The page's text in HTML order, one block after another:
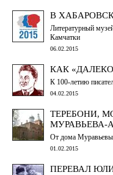
В
Литературный
Камчатки
06.02.2015
КАК
К 100-летию
04.02.2015
ТЕРЕБОНИ,
МУРАВЬЕВА-
От дома
01.02.2015
ПЕРЕВАЛ